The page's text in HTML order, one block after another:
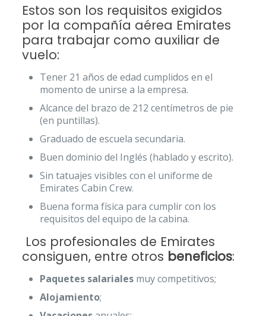
Estos son los requisitos exigidos
por la compañía aérea Emirates
para trabajar como auxiliar de
vuelo:
Tener 21 años de edad cumplidos en el
momento de unirse a la empresa.
Alcance del brazo de 212 centímetros de pie
(en puntillas).
Graduado de escuela secundaria.
Buen dominio del Inglés (hablado y escrito).
Sin tatuajes visibles con el uniforme de
Emirates Cabin Crew.
Buena forma física para cumplir con los
requisitos del equipo de la cabina.
Los profesionales de Emirates
consiguen, entre otros beneficios:
Paquetes salarialesmuy competitivos;
Alojamiento;